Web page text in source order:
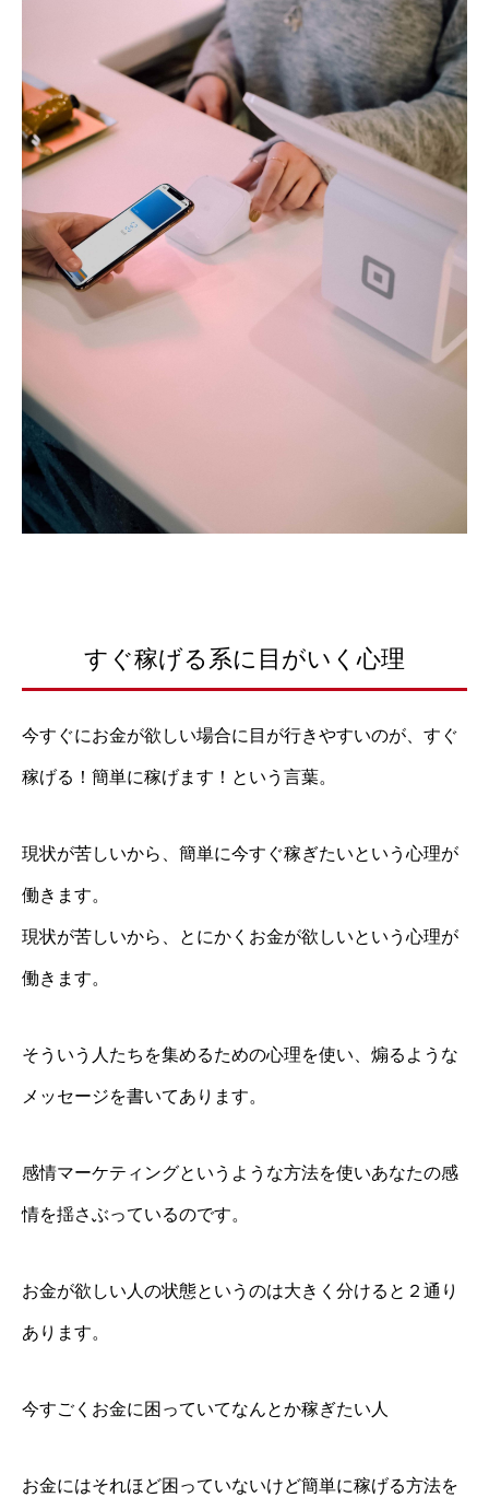
すぐ稼げる系に目がいく心理
今すぐにお金が欲しい場合に目が行きやすいのが、すぐ
稼げる！簡単に稼げます！という言葉。
現状が苦しいから、簡単に今すぐ稼ぎたいという心理が
働きます。
現状が苦しいから、とにかくお金が欲しいという心理が
働きます。
そういう人たちを集めるための心理を使い、煽るような
メッセージを書いてあります。
感情マーケティングというような方法を使いあなたの感
情を揺さぶっているのです。
お金が欲しい人の状態というのは大きく分けると２通り
あります。
今すごくお金に困っていてなんとか稼ぎたい人
お金にはそれほど困っていないけど簡単に稼げる方法を